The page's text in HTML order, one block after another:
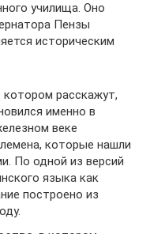
училища. Оно
Пензы
историческим
котором расскажут,
именно в
веке
которые нашли
По одной из версий
языка как
построено из